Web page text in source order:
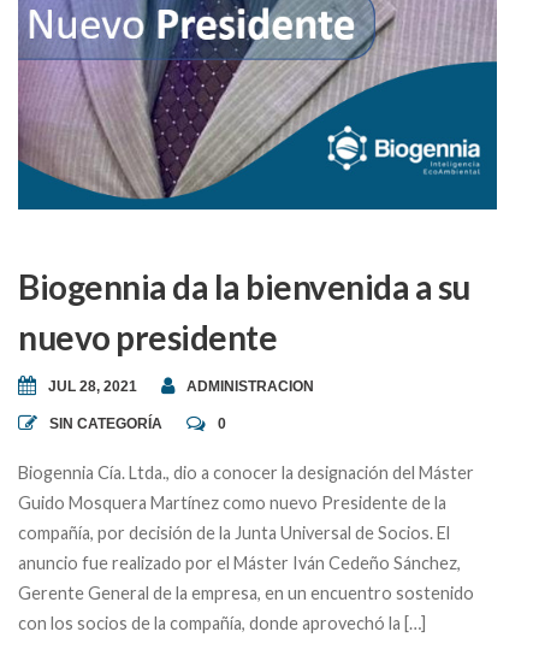
Biogennia da la bienvenida a su
nuevo presidente
JUL 28, 2021 ADMINISTRACION
SIN CATEGORÍA 0
Biogennia Cía. Ltda., dio a conocer la designación del Máster
Guido Mosquera Martínez como nuevo Presidente de la
compañía, por decisión de la Junta Universal de Socios. El
anuncio fue realizado por el Máster Iván Cedeño Sánchez,
Gerente General de la empresa, en un encuentro sostenido
con los socios de la compañía, donde aprovechó la […]